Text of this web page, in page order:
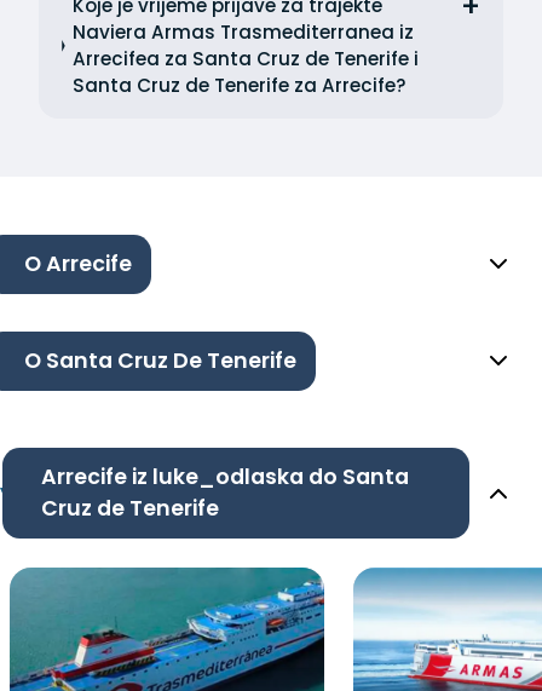
Koje je vrijeme prijave za trajekte
Naviera Armas Trasmediterranea iz
Arrecifea za Santa Cruz de Tenerife i
Santa Cruz de Tenerife za Arrecife?
O Arrecife
O Santa Cruz De Tenerife
Arrecife iz luke_odlaska do Santa
Cruz de Tenerife